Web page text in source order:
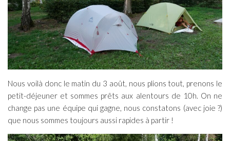
Nous voilà donc le matin du 3 août, nous plions tout, prenons le
petit-déjeuner et sommes prêts aux alentours de 10h. On ne
change pas une équipe qui gagne, nous constatons (avec joie ?)
que nous sommes toujours aussi rapides à partir !